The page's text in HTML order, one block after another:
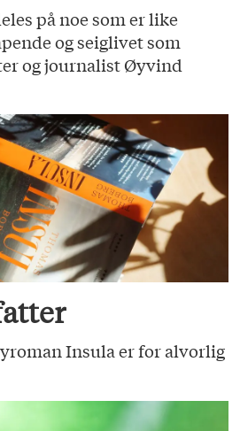
på noe som er like
og seiglivet som
og journalist Øyvind
Insula er for alvorlig